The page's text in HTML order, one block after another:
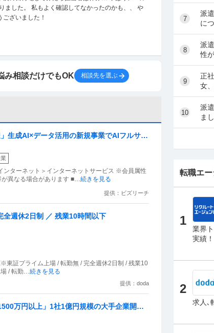
ました。 私もよく確認してなかったのかも、、 や
ざいました！
み相談だけでもOK 相談先を選ぶ
生成AI×データ活用の新規事業でAIフルサイ
ンターネット＞インターネットサービス ※会員属性
異なる場合があります ■…続きを見る
提供：ビズリーチ
全週休2日制 ／ 残業10時間以下
東証プライム上場 / 転勤無 / 完全週休2日制 / 残業10
/ 転勤…続きを見る
提供：doda
万円以上」1社1億円規模の大手企業開拓
上げリモート・フルフレックス・副業OK
よ
て
7
派
に
界
る
に
8
派
性
員
新
と
9
正
女
ヶ
半
エ
10
派
ま
す
イ
転職エ
1
業界
実績！
2
求人､